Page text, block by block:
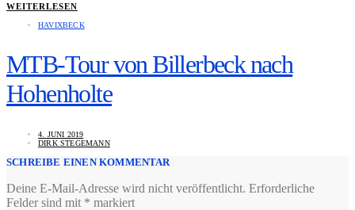
WEITERLESEN
HAVIXBECK
MTB-Tour von Billerbeck nach
Hohenholte
4. JUNI 2019
DIRK STEGEMANN
SCHREIBE EINEN KOMMENTAR
Deine E-Mail-Adresse wird nicht veröffentlicht. Erforderliche
Felder sind mit * markiert